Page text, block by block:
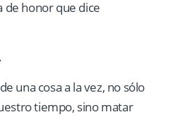
de honor que dice
una cosa a la vez, no sólo
tiempo, sino matar